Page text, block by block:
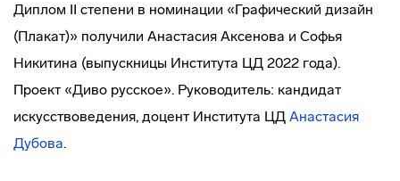
Диплом II степени в номинации «Графический дизайн
(Плакат)» получили Анастасия Аксенова и Софья
Никитина (выпускницы Института ЦД 2022 года).
Проект «Диво русское». Руководитель: кандидат
искусствоведения, доцент Института ЦД Анастасия
Дубова.